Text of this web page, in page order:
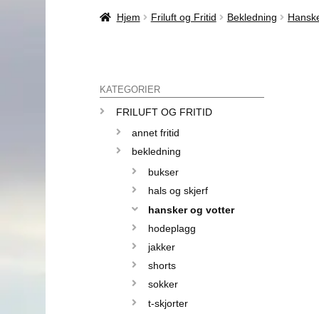
Hjem Friluft og Fritid Bekledning
KATEGORIER
FRILUFT OG FRITID
annet fritid
bekledning
bukser
hals og skjerf
hansker og votter
hodeplagg
jakker
shorts
sokker
t-skjorter